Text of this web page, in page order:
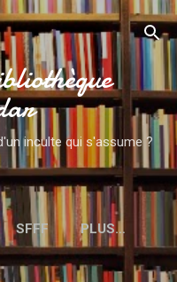
principal
inculte qui s'assume ?
SFFF PLUS…